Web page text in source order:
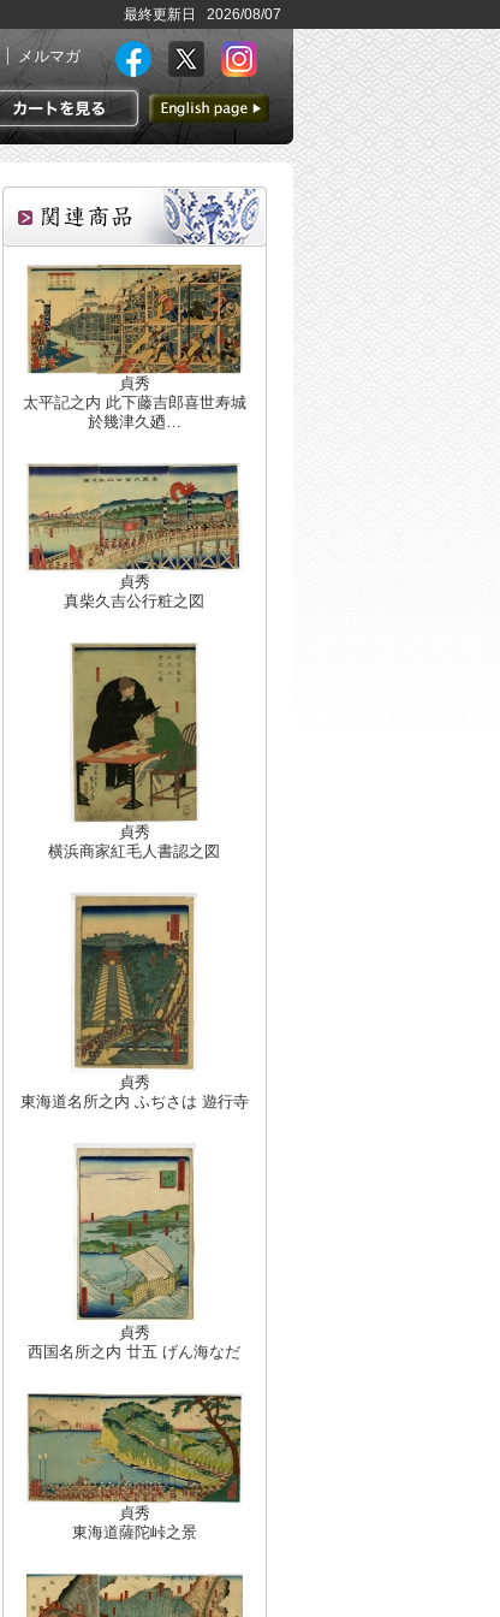
最終更新日 2026/08/07
メルマガ
カートを見る
英語ページへ
貞秀
太平記之内 此下藤吉郎喜世寿城
於幾津久廼…
貞秀
真柴久吉公行粧之図
貞秀
横浜商家紅毛人書認之図
貞秀
東海道名所之内 ふぢさは 遊行寺
貞秀
西国名所之内 廿五 げん海なだ
貞秀
東海道薩陀峠之景